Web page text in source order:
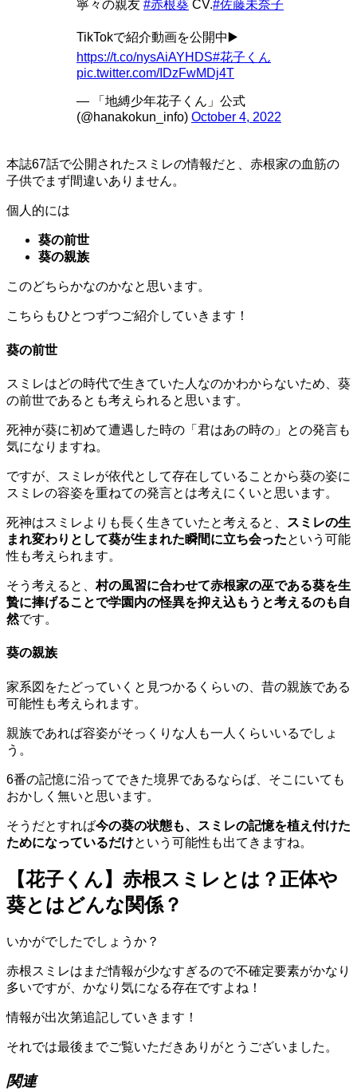
寧々の親友 #赤根葵 CV.#佐藤未奈子
TikTokで紹介動画を公開中▶️
https://t.co/nysAiAYHDS#花子くん
pic.twitter.com/IDzFwMDj4T
— 「地縛少年花子くん」公式
(@hanakokun_info) October 4, 2022
本誌67話で公開されたスミレの情報だと、赤根家の血筋の
子供でまず間違いありません。
個人的には
葵の前世
葵の親族
このどちらかなのかなと思います。
こちらもひとつずつご紹介していきます！
葵の前世
スミレはどの時代で生きていた人なのかわからないため、葵
の前世であるとも考えられると思います。
死神が葵に初めて遭遇した時の「君はあの時の」との発言も
気になりますね。
ですが、スミレが依代として存在していることから葵の姿に
スミレの容姿を重ねての発言とは考えにくいと思います。
死神はスミレよりも長く生きていたと考えると、
スミレの生
まれ変わりとして葵が生まれた瞬間に立ち会ったという可能
性も考えられます。
そう考えると、村の風習に合わせて赤根家の巫である葵を生
贄に捧げることで学園内の怪異を抑え込もうと考えるのも自
然です。
葵の親族
家系図をたどっていくと見つかるくらいの、昔の親族である
可能性も考えられます。
親族であれば容姿がそっくりな人も一人くらいいるでしょ
う。
6番の記憶に沿ってできた境界であるならば、そこにいても
おかしく無いと思います。
そうだとすれば今の葵の状態も、スミレの記憶を植え付けた
ためになっているだけという可能性も出てきますね。
【花子くん】赤根スミレとは？正体や
葵とはどんな関係？
いかがでしたでしょうか？
赤根スミレはまだ情報が少なすぎるので不確定要素がかなり
多いですが、かなり気になる存在ですよね！
情報が出次第追記していきます！
それでは最後までご覧いただきありがとうございました。
関連